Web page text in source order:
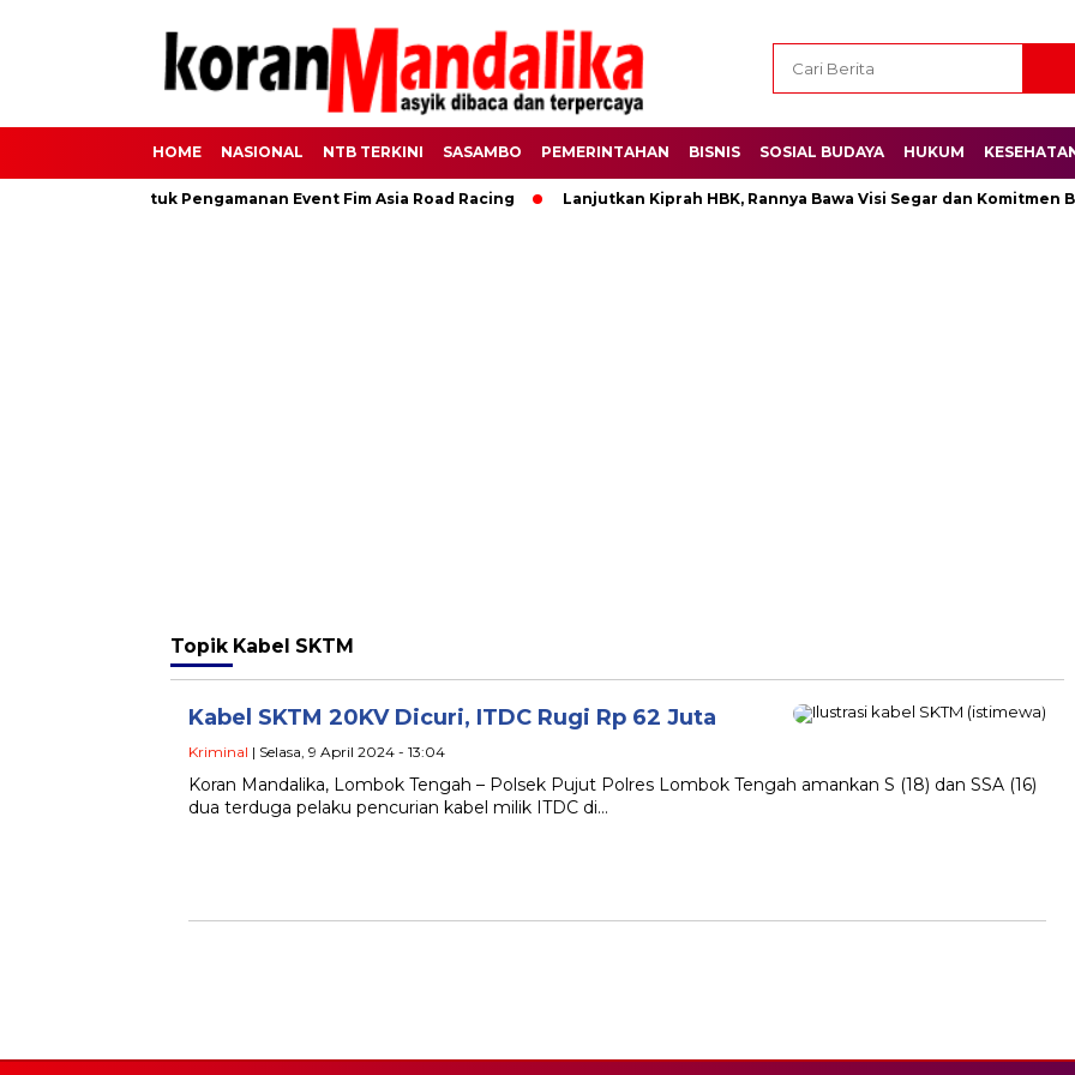
HOME NASIONAL NTB TERKINI SASAMBO PEMERINTAHAN BISNIS SOSIAL BUDAYA HUKUM
Personel Untuk Pengamanan Event Fim Asia Road Racing Lanjutkan Kiprah HBK, Rannya Bawa Visi Segar dan Komitmen
Topik Kabel SKTM
Kabel SKTM 20KV Dicuri, ITDC Rugi Rp 62 Juta
Kriminal | Selasa, 9 April 2024 - 13:04
Koran Mandalika, Lombok Tengah – Polsek Pujut Polres Lombok Tengah amankan S (18) dan SSA (16)
dua terduga pelaku pencurian kabel milik ITDC di…